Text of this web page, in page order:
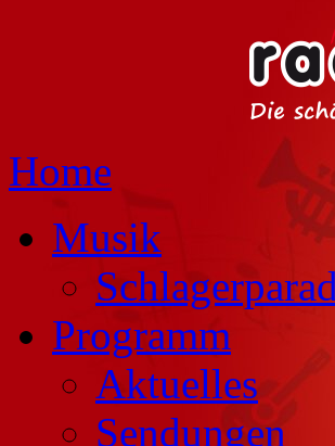
Home
Musik
Programm
Aktuelles
Sendungen